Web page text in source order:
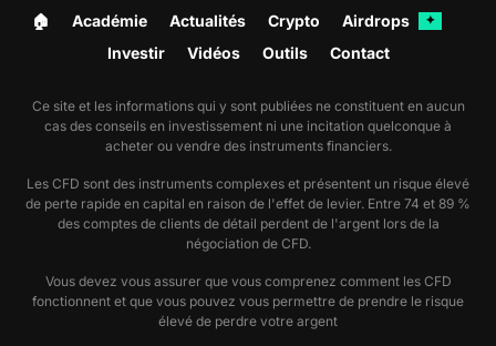
🏠︎ Académie Actualités Crypto Airdrops ✦
Investir Vidéos Outils Contact
Ce site et les informations qui y sont publiées ne constituent en aucun
cas des conseils en investissement ni une incitation quelconque à
acheter ou vendre des instruments financiers.
Les CFD sont des instruments complexes et présentent un risque élevé
de perte rapide en capital en raison de l'effet de levier. Entre 74 et 89 %
des comptes de clients de détail perdent de l'argent lors de la
négociation de CFD.
Vous devez vous assurer que vous comprenez comment les CFD
fonctionnent et que vous pouvez vous permettre de prendre le risque
élevé de perdre votre argent